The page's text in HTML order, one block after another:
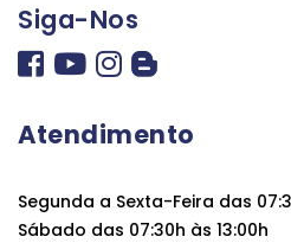
Siga-Nos
Atendimento
Segunda a Sexta-Feira das
Sábado das 07:30h às 13:00h